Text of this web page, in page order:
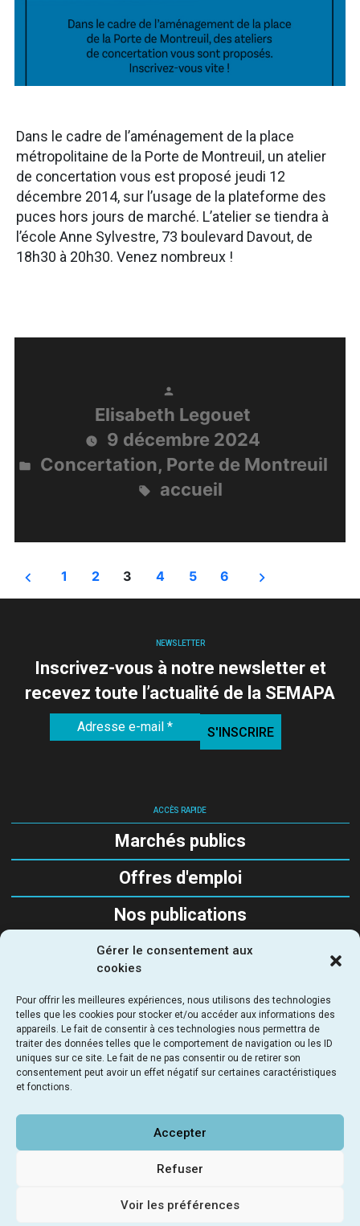
Gérer le consentement aux
cookies
Pour offrir les meilleures expériences, nous utilisons des technologies
telles que les cookies pour stocker et/ou accéder aux informations des
appareils. Le fait de consentir à ces technologies nous permettra de
traiter des données telles que le comportement de navigation ou les ID
uniques sur ce site. Le fait de ne pas consentir ou de retirer son
consentement peut avoir un effet négatif sur certaines caractéristiques
et fonctions.
Accepter
Refuser
Voir les préférences
Dans le cadre de l’aménagement de la place
métropolitaine de la Porte de Montreuil, un atelier
de concertation vous est proposé jeudi 12
décembre 2014, sur l’usage de la plateforme des
puces hors jours de marché. L’atelier se tiendra à
l’école Anne Sylvestre, 73 boulevard Davout, de
18h30 à 20h30. Venez nombreux !
Publié
par
Elisabeth Legouet
9 décembre 2024
Concertation, Porte de Montreuil
accueil
Pagination
publications
1 2 3 4 5 6
NEWSLETTER
Inscrivez-vous à notre newsletter et
recevez toute l’actualité de la SEMAPA
ACCÈS RAPIDE
Marchés publics
Offres d'emploi
Nos publications
SEMAPA - Société d'Étude, de Maitrise d’Ouvrage et
d’Aménagement Parisienne
NOUS RENDRE VISITE LIENS UTILES NOUS CONTACTER
SITE INTERNET PAR MEAL